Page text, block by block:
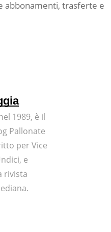
abbonamenti, trasferte e
1989, è il
Pallonate
per Vice
e
rivista